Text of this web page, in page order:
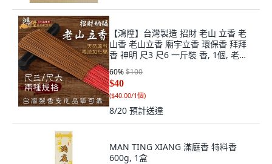
【鴻陞】台灣製造 招財 老山 立香 老
山香 老山立香 廟宇立香 環保香 拜拜
香 神明 尺3 尺6 一斤裝 香, 1個, 老山
立香試用品-20克
60%$100
$40
($40.00/1個)
8/20 預計送達
MAN TING XIANG 滿庭香 特料香
600g, 1盒